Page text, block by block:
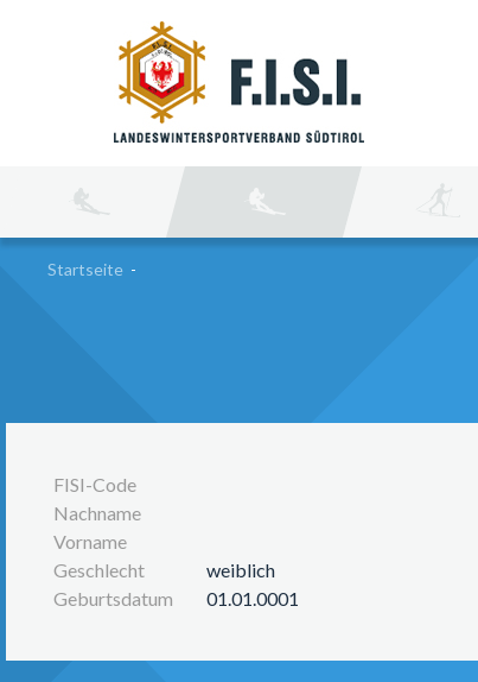
Startseite -
FISI-Code
Nachname
Vorname
Geschlecht
weiblich
Geburtsdatum
01.01.0001